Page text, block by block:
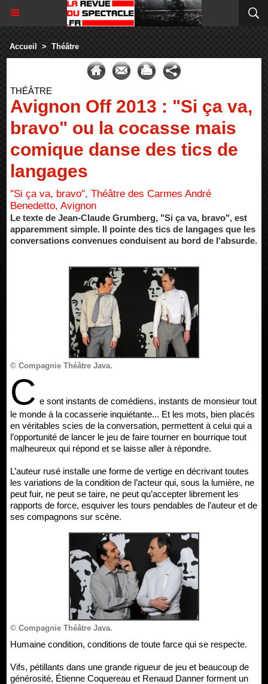
Accueil > Théâtre
THÉÂTRE
Avignon Off 2013 : "Si ça va,
bravo" ou la cocasse mais
comique danse des tics de
langages
"Si ça va, bravo", Théâtre des Carmes André
Benedetto, Avignon
Le texte de Jean-Claude Grumberg, "Si ça va, bravo", est
apparemment simple. Il pointe des tics de langages que les
conversations convenues conduisent au bord de l‘absurde.
© Compagnie Théâtre Java.
C e sont instants de comédiens, instants de monsieur tout
le monde à la cocasserie inquiétante... Et les mots, bien placés
en véritables scies de la conversation, permettent à celui qui a
l’opportunité de lancer le jeu de faire tourner en bourrique tout
malheureux qui répond et se laisse aller à répondre.
L’auteur rusé installe une forme de vertige en décrivant toutes
les variations de la condition de l’acteur qui, sous la lumière, ne
peut fuir, ne peut se taire, ne peut qu’accepter librement les
rapports de force, esquiver les tours pendables de l’auteur et de
ses compagnons sur scène.
© Compagnie Théâtre Java.
Humaine condition, conditions de toute farce qui se respecte.
Vifs, pétillants dans une grande rigueur de jeu et beaucoup de
générosité, Étienne Coquereau et Renaud Danner forment un